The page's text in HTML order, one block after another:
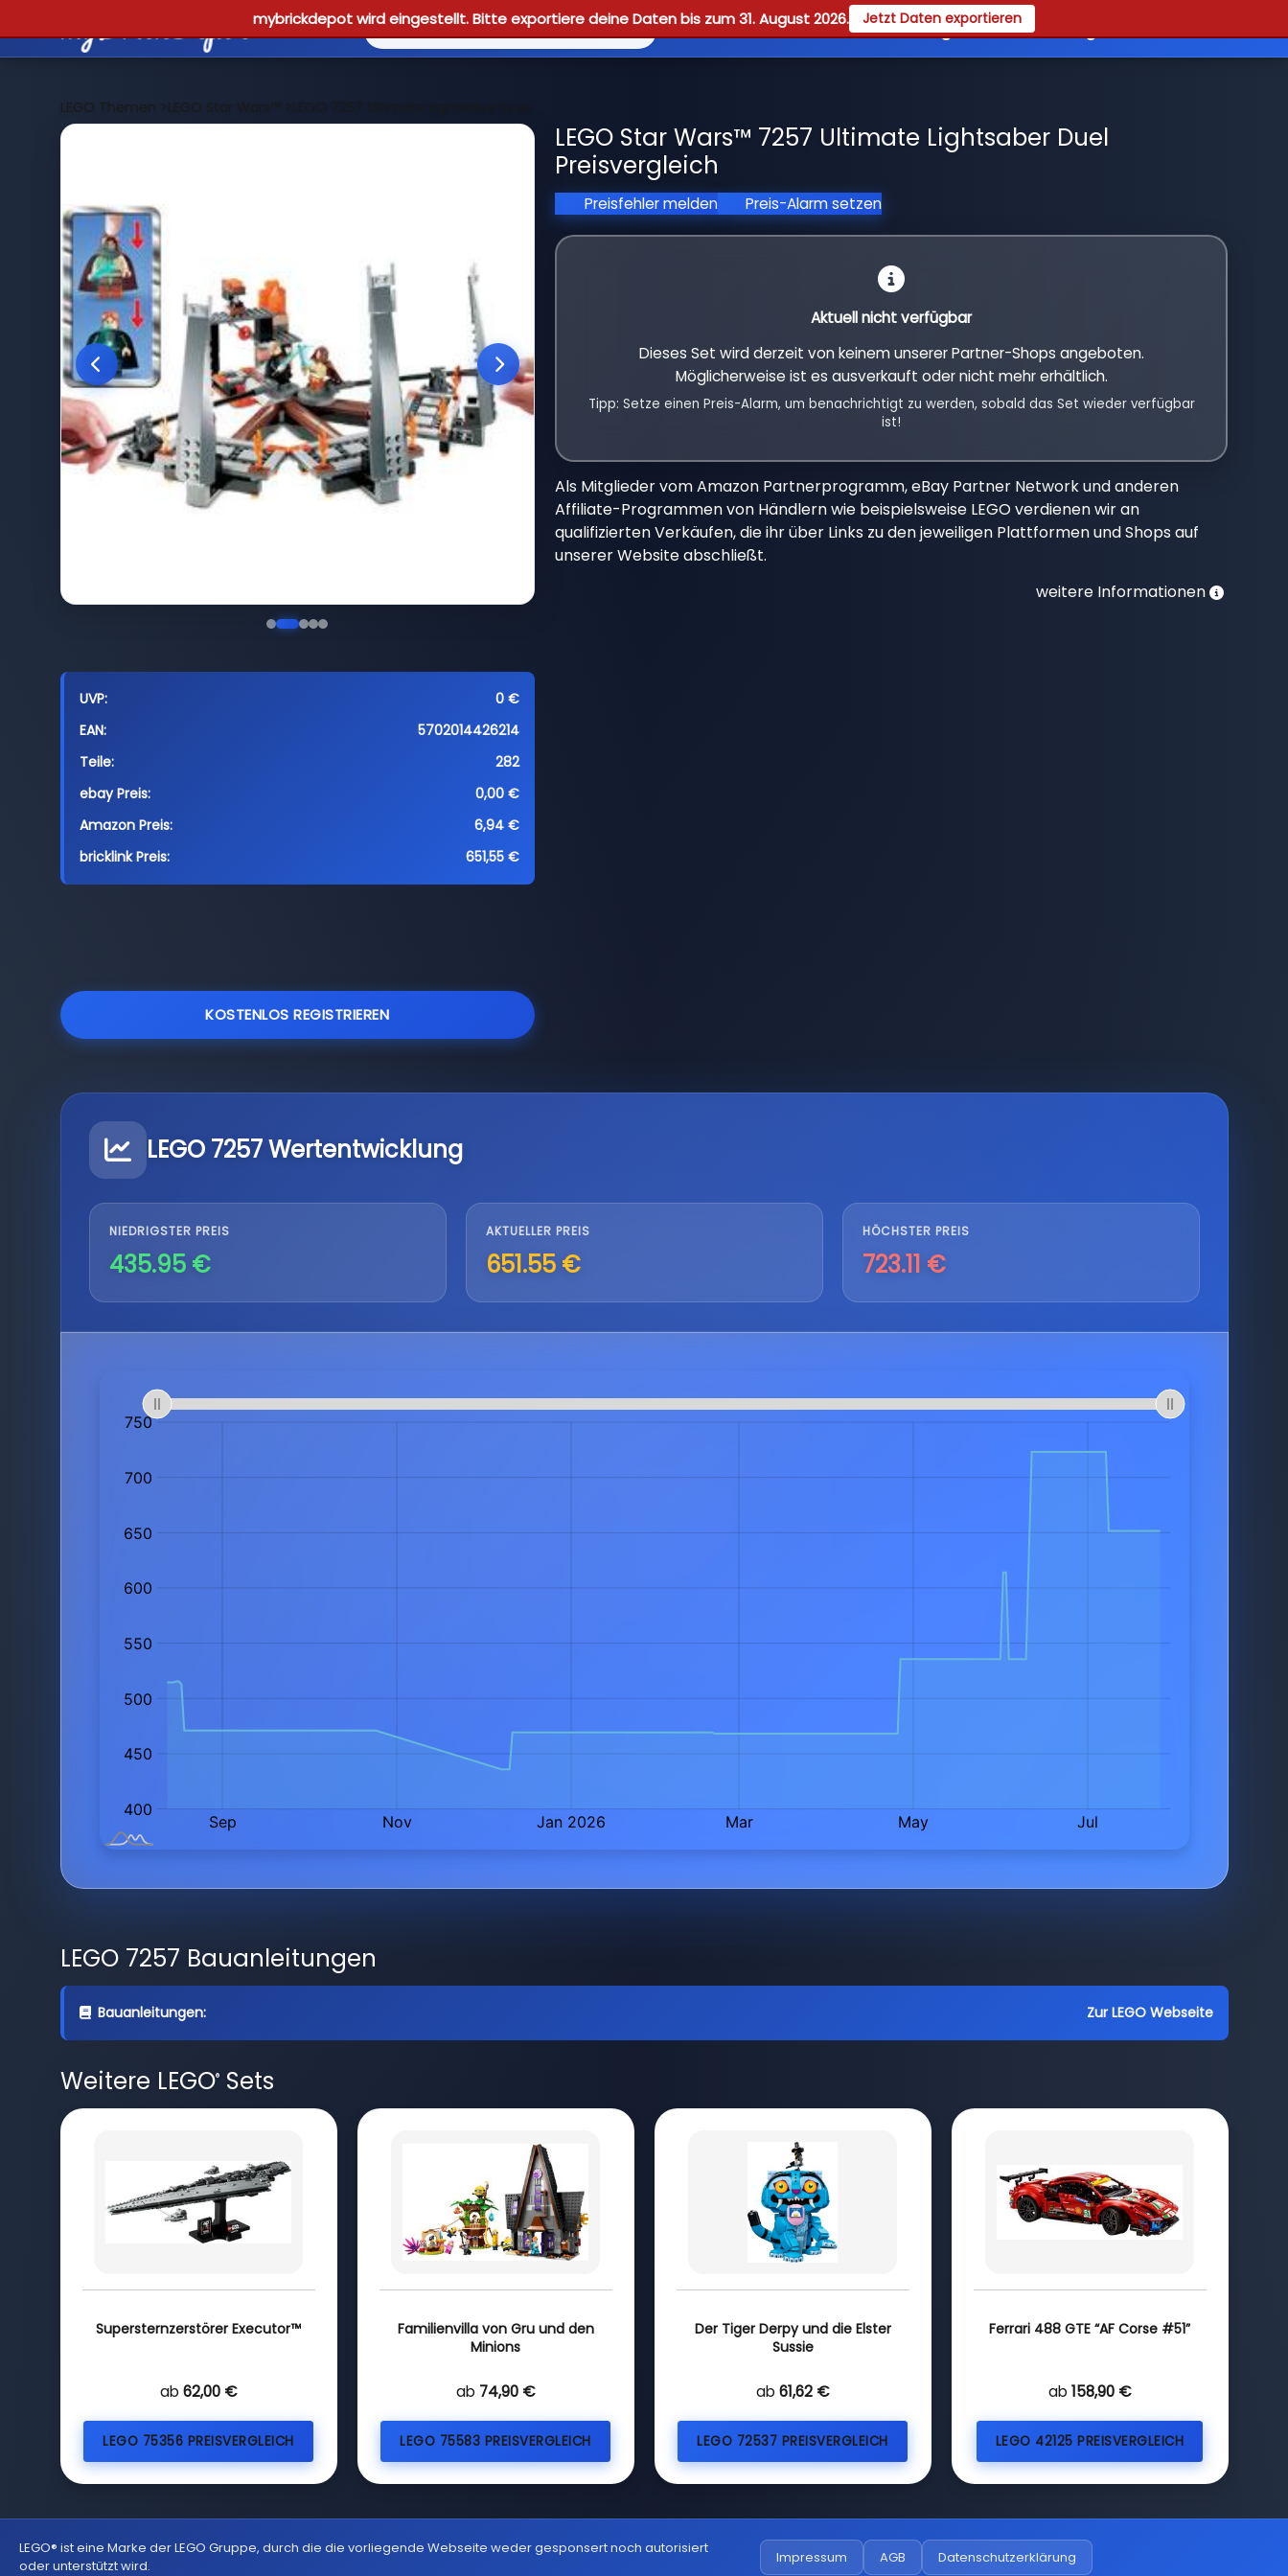
mybrickdepot wird eingestellt. Bitte exportiere deine Daten bis zum 31. August 2026. Jetzt Daten exportieren
Reviews Guides Registrieren
LEGO Themen >LEGO Star Wars™>LEGO 7257 Ultimate Lightsaber Duel
UVP:
0 €
EAN:
5702014426214
Teile:
282
ebay Preis:
0,00 €
Amazon Preis:
6,94 €
bricklink Preis:
651,55 €
KOSTENLOS REGISTRIEREN
LEGO Star Wars™ 7257 Ultimate Lightsaber Duel
Preisvergleich
Preisfehler melden Preis-Alarm setzen
Aktuell nicht verfügbar
Dieses Set wird derzeit von keinem unserer Partner-Shops angeboten.
Möglicherweise ist es ausverkauft oder nicht mehr erhältlich.
Tipp: Setze einen Preis-Alarm, um benachrichtigt zu werden, sobald das Set wieder verfügbar
ist!
Als Mitglieder vom Amazon Partnerprogramm, eBay Partner Network und anderen
Affiliate-Programmen von Händlern wie beispielsweise LEGO verdienen wir an
qualifizierten Verkäufen, die ihr über Links zu den jeweiligen Plattformen und Shops auf
unserer Website abschließt.
weitere Informationen
LEGO 7257 Wertentwicklung
NIEDRIGSTER PREIS
435.95 €
AKTUELLER PREIS
651.55 €
HÖCHSTER PREIS
723.11 €
LEGO 7257 Bauanleitungen
Bauanleitungen: Zur LEGO Webseite
Weitere LEGO®Sets
Supersternzerstörer Executor™
ab 62,00 €
LEGO 75356 PREISVERGLEICH
Familienvilla von Gru und den
Minions
ab 74,90 €
LEGO 75583 PREISVERGLEICH
Der Tiger Derpy und die Elster
Sussie
ab 61,62 €
LEGO 72537 PREISVERGLEICH
Ferrari 488 GTE “AF Corse #51”
ab 158,90 €
LEGO 42125 PREISVERGLEICH
LEGO® ist eine Marke der LEGO Gruppe, durch die die vorliegende Webseite weder gesponsert noch autorisiert
oder unterstützt wird.
Impressum AGB Datenschutzerklärung